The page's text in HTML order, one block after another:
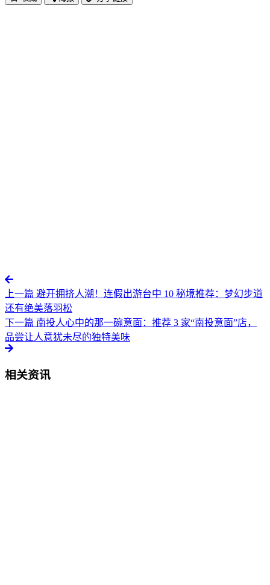
上一篇 避开拥挤人潮！连假出游台中 10 秘境推荐：梦幻步道
还有绝美落羽松
下一篇 南投人心中的那一碗意面：推荐 3 家“南投意面”店，
品尝让人意犹未尽的独特美味
相关资讯